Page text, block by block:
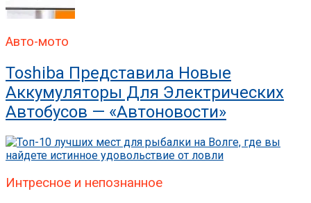
Авто-мото
Toshiba Представила Новые
Аккумуляторы Для Электрических
Автобусов — «Автоновости»
Интресное и непознанное